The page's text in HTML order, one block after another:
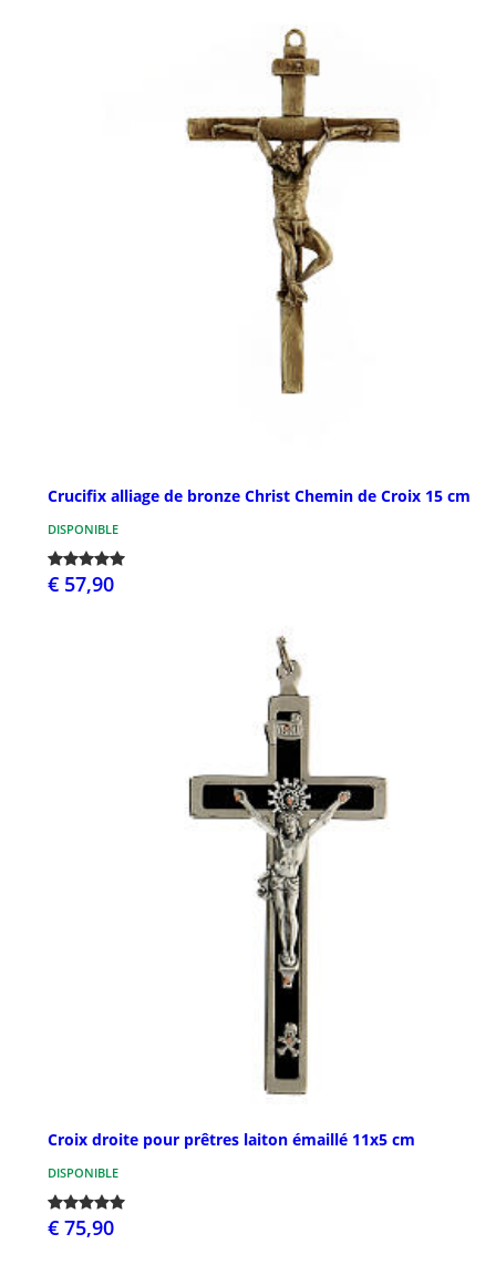
Crucifix alliage de bronze Christ Chemin de Croix 15 cm
DISPONIBLE
€ 57,90
Croix droite pour prêtres laiton émaillé 11x5 cm
DISPONIBLE
€ 75,90